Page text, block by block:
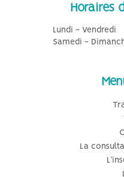
Horaires
Lundi - Vendredi
Samedi -
La